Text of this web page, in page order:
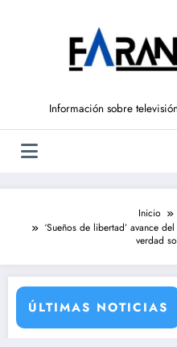
Información sobre
Inicio
‘Sueños de libertad’ avance
verdad
ÚLTIMAS NOTICIAS
que nunca llegó a rodarse y